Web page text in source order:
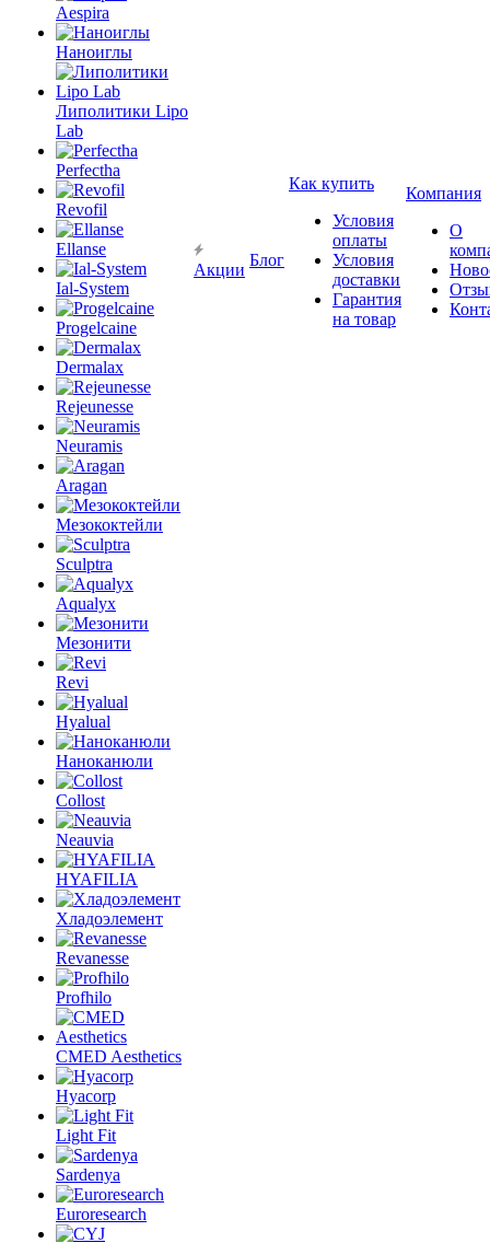
Aespira
Наноиглы
Липолитики Lipo
Lab
Perfectha
Revofil
Ellanse
Ial-System
Progelcaine
Dermalax
Rejeunesse
Neuramis
Aragan
Мезококтейли
Sculptra
Aqualyx
Мезонити
Revi
Hyalual
Наноканюли
Collost
Neauvia
HYAFILIA
Хладоэлемент
Revanesse
Profhilo
CMED Aesthetics
Hyacorp
Light Fit
Sardenya
Euroresearch
Акции
Блог
Как купить
Условия
оплаты
Условия
доставки
Гарантия
на товар
Компания
О